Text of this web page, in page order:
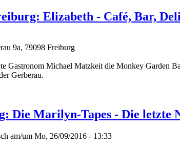
Elizabeth - Café, Bar, Deli
9a, 79098 Freiburg
Gastronom Michael Matzkeit die Monkey Garden
Gerberau.
Die Marilyn-Tapes - Die letzte
am/um Mo, 26/09/2016 - 13:33